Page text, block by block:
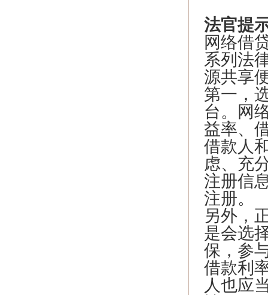
法官提
网络借
系列法
源共享
第一，
台。网
益率、
借款人
虑、充
注册信
注册。
另外，
是会选
保，参
借款利
人也应